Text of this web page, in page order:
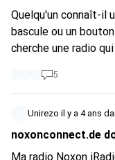
Type de produit Radio 17 sur
y a-t-il un moyen
Quelqu'un connaît-il
bascule ou un
cherche une radio
station sélectionnée.
5
Unirezo il y a 4 ans
noxonconnect.de
Ma radio Noxon